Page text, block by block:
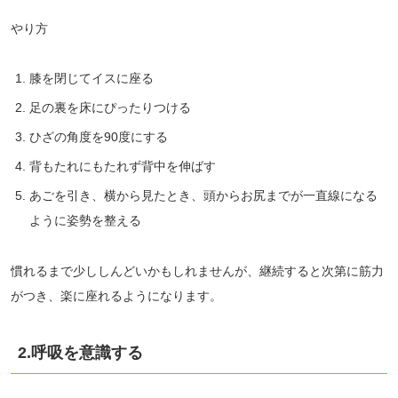
やり方
膝を閉じてイスに座る
足の裏を床にぴったりつける
ひざの角度を90度にする
背もたれにもたれず背中を伸ばす
あごを引き、横から見たとき、頭からお尻までが一直線になる
ように姿勢を整える
慣れるまで少ししんどいかもしれませんが、継続すると次第に筋力
がつき、楽に座れるようになります。
2.呼吸を意識する